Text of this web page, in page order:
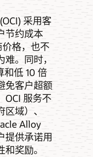
采用客
节约成本
格，也不
。同时，
和低 10 倍
免客户超额
OCI 服务不
域）、
Alloy
提供承诺用
奖励。